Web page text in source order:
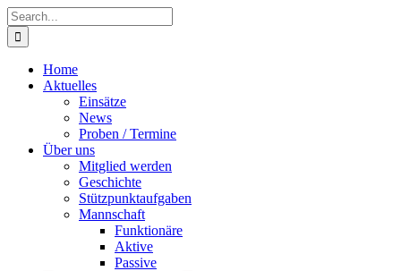
Skip
to
content
Search
for:
Home
Aktuelles
Einsätze
News
Proben / Termine
Über uns
Mitglied werden
Geschichte
Stützpunktaufgaben
Mannschaft
Funktionäre
Aktive
Passive